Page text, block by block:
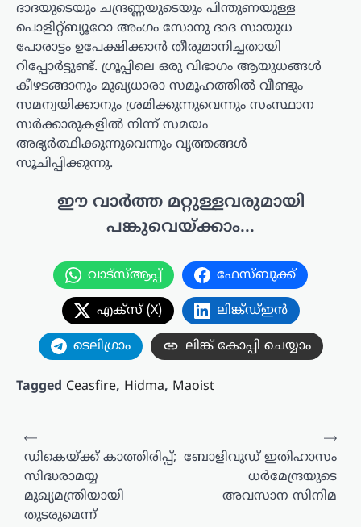
ദാദയുടെയും ചന്ദ്രണ്ണയുടെയും പിന്തുണയുള്ള
പൊളിറ്റ്ബ്യൂറോ അംഗം സോനു ദാദ സായുധ
പോരാട്ടം ഉപേക്ഷിക്കാൻ തീരുമാനിച്ചതായി
റിപ്പോർട്ടുണ്ട്. ഗ്രൂപ്പിലെ ഒരു വിഭാഗം ആയുധങ്ങൾ
കീഴടങ്ങാനും മുഖ്യധാരാ സമൂഹത്തിൽ വീണ്ടും
സമന്വയിക്കാനും ശ്രമിക്കുന്നുവെന്നും സംസ്ഥാന
സർക്കാരുകളിൽ നിന്ന് സമയം
അഭ്യർത്ഥിക്കുന്നുവെന്നും വൃത്തങ്ങൾ
സൂചിപ്പിക്കുന്നു.
ഈ വാർത്ത മറ്റുള്ളവരുമായി
പങ്കുവെയ്ക്കാം...
വാട്സ്ആപ്പ് ഫേസ്ബുക്ക്
എക്സ് (X) ലിങ്ക്ഡ്ഇൻ
ടെലിഗ്രാം ലിങ്ക് കോപ്പി ചെയ്യാം
Tagged Ceasfire, Hidma, Maoist
പോസ്റ്റുകളിലൂടെ
⟵
ഡികെയ്ക്ക് കാത്തിരിപ്പ്;
സിദ്ധരാമയ്യ
മുഖ്യമന്ത്രിയായി
തുടരുമെന്ന്
ബോളിവുഡ് ഇതിഹാസം
ധര്‍മേന്ദ്രയുടെ
അവസാന സിനിമ
⟶